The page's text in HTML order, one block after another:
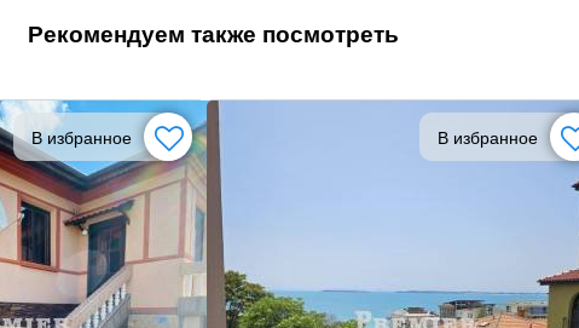
Рекомендуем также посмотреть
В избранное В избранное